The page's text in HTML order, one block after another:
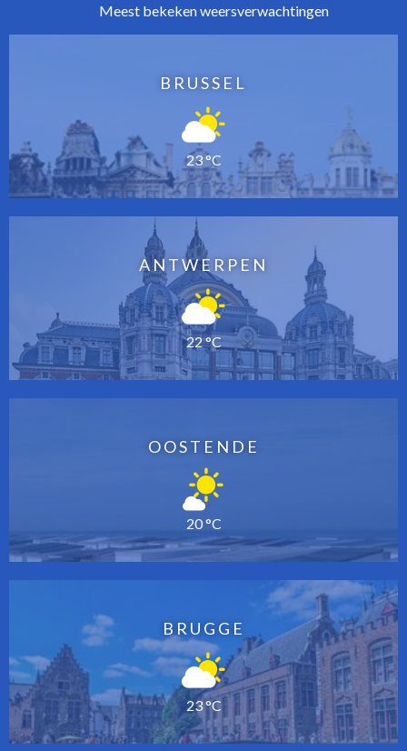
Meest bekeken weersverwachtingen
BRUSSEL
23 °C
ANTWERPEN
22 °C
OOSTENDE
20 °C
BRUGGE
23 °C